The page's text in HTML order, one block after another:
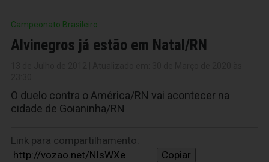
Campeonato Brasileiro
Alvinegros já estão em Natal/RN
O duelo contra o América/RN vai acontecer na
cidade de Goianinha/RN
Link para compartilhamento:
Copiar